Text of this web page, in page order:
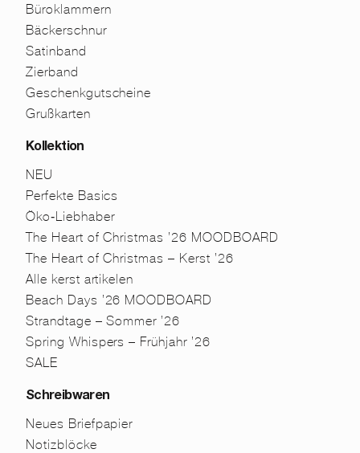
Büroklammern
Bäckerschnur
Satinband
Zierband
Geschenkgutscheine
Grußkarten
Kollektion
NEU
Perfekte Basics
Öko-Liebhaber
The Heart of Christmas ’26 MOODBOARD
The Heart of Christmas – Kerst ’26
Alle kerst artikelen
Beach Days ’26 MOODBOARD
Strandtage – Sommer ’26
Spring Whispers – Frühjahr ’26
SALE
Schreibwaren
Neues Briefpapier
Notizblöcke